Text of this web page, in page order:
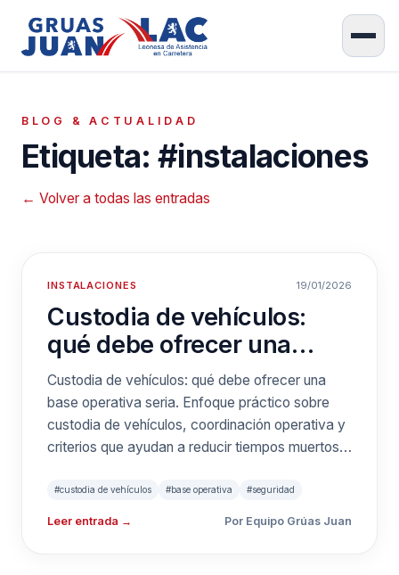
BLOG & ACTUALIDAD
Etiqueta: #instalaciones
← Volver a todas las entradas
INSTALACIONES 19/01/2026
Custodia de vehículos:
qué debe ofrecer una
base operativa seria
Custodia de vehículos: qué debe ofrecer una
base operativa seria. Enfoque práctico sobre
custodia de vehículos, coordinación operativa y
criterios que ayudan a reducir tiempos muertos
#custodia de vehículos #base operativa #seguridad
Leer entrada → Por Equipo Grúas Juan